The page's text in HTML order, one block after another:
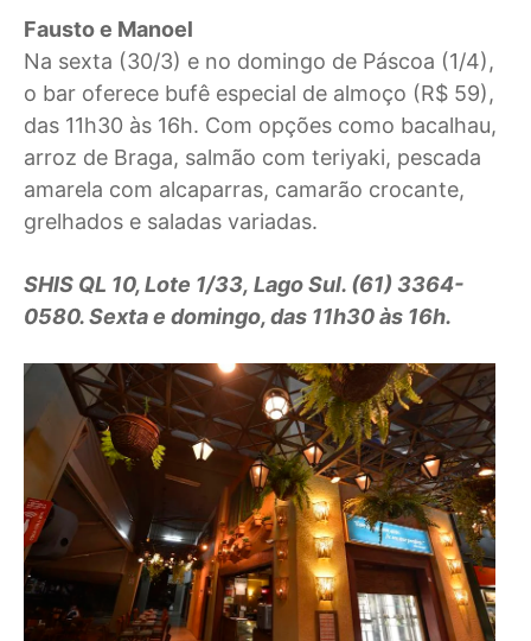
Fausto e Manoel
Na sexta (30/3) e no domingo de Páscoa (1/4),
o bar oferece bufê especial de almoço (R$ 59),
das 11h30 às 16h. Com opções como bacalhau,
arroz de Braga, salmão com teriyaki, pescada
amarela com alcaparras, camarão crocante,
grelhados e saladas variadas.
SHIS QL 10, Lote 1/33, Lago Sul. (61) 3364-
0580. Sexta e domingo, das 11h30 às 16h.